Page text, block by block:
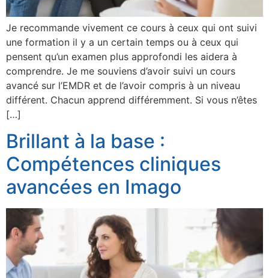
Je recommande vivement ce cours à ceux qui ont suivi
une formation il y a un certain temps ou à ceux qui
pensent qu’un examen plus approfondi les aidera à
comprendre. Je me souviens d’avoir suivi un cours
avancé sur l’EMDR et de l’avoir compris à un niveau
différent. Chacun apprend différemment. Si vous n’êtes
[…]
Brillant à la base :
Compétences cliniques
avancées en Imago